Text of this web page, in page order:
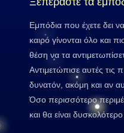
Εμπόδια που έχετε δει
καιρό γίνονται όλο και
θέση να τα
Αντιμετώπισε αυτές τις
δυνατόν, ακόμη και αν
Όσο περισσότερο
και θα είναι